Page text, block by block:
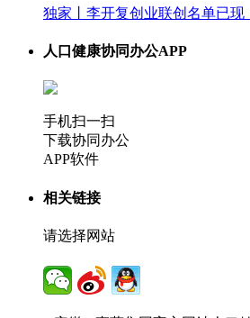
独家丨李开复创业联创名单已现
人口健康协同办公APP
手机扫一扫
下载协同办公
APP软件
相关链接
请选择网站